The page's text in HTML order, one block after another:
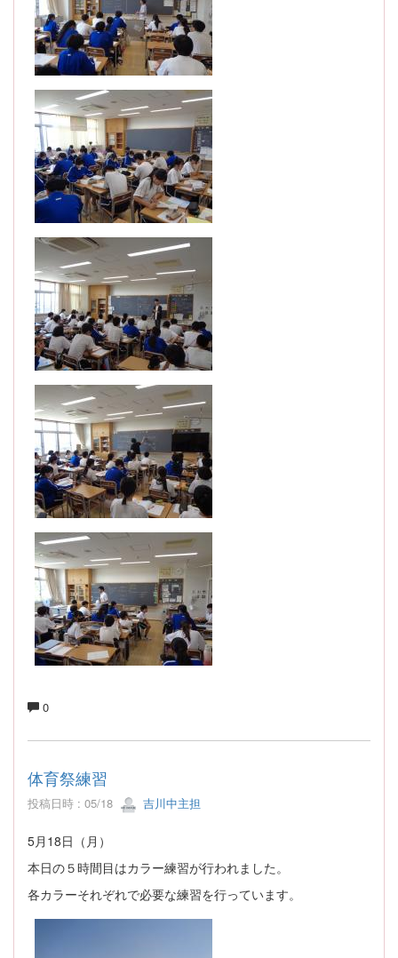
0
体育祭練習
投稿日時 : 05/18 吉川中主担
5月18日（月）
本日の５時間目はカラー練習が行われました。
各カラーそれぞれで必要な練習を行っています。